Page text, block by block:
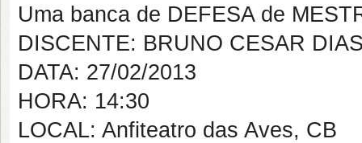
Uma banca de DEFESA de
DISCENTE: BRUNO CESAR
DATA: 27/02/2013
HORA: 14:30
LOCAL: Anfiteatro das Aves, CB